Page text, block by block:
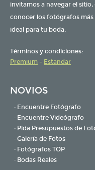
invitamos a navegar el
conocer los fotógrafos
ideal para tu boda.
Términos y condiciones:
Premium - Estandar
NOVIOS
· Encuentre Fotógrafo
· Encuentre Videógrafo
· Pida Presupuestos de
· Galería de Fotos
· Fotógrafos TOP
· Bodas Reales